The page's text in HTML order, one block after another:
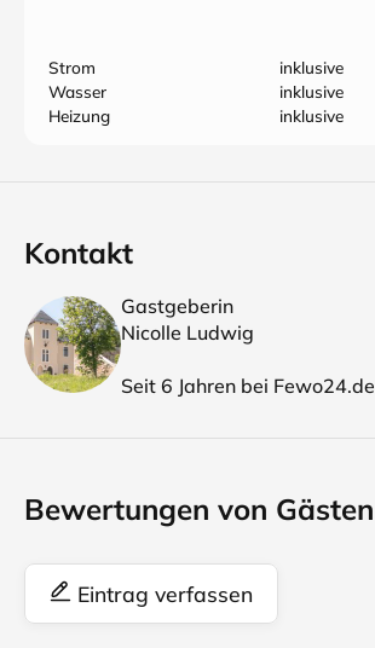
Strom
inklusive
Wasser
inklusive
Heizung
inklusive
Kontakt
Gastgeberin
Nicolle Ludwig
Seit 6 Jahren bei Fewo24.de
Bewertungen von Gästen
Eintrag verfassen